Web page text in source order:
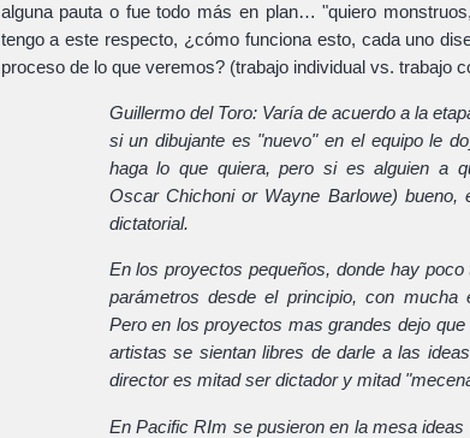
alguna pauta o fue todo más en plan… "quiero
tengo a este respecto, ¿cómo funciona esto, cada uno
proceso de lo que veremos? (trabajo individual vs. trabajo
Guillermo del Toro: Varía de acuerdo a la
si un dibujante es "nuevo" en el equipo le
haga lo que quiera, pero si es alguien a
Oscar Chichoni or Wayne Barlowe)
dictatorial.
En los proyectos pequeños, donde hay
parámetros desde el principio, con mucha
Pero en los proyectos mas grandes dejo
artistas se sientan libres de darle a las
director es mitad ser dictador y mitad
En Pacific RIm se pusieron en la mesa